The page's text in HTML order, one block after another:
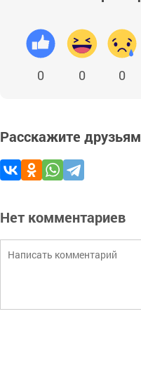
0 0 0
Расскажите друзьям
Нет комментариев